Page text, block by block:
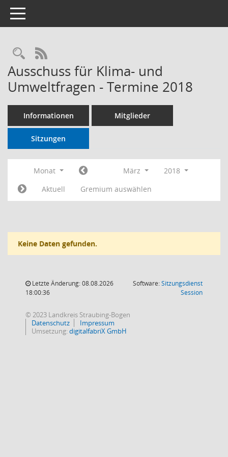
Toggle navigation
RSS-Feed
Ausschuss für Klima- und
Umweltfragen - Termine 2018
Informationen Mitglieder
Sitzungen
Monat März
2018
Aktuell
Gremium auswählen
Keine Daten gefunden.
Letzte Änderung: 08.08.2026
18:00:36
Software:Sitzungsdienst
Session(Wird in
© 2023 Landkreis Straubing-Bogen
Datenschutz
Impressum
Umsetzung:digitalfabriX GmbH